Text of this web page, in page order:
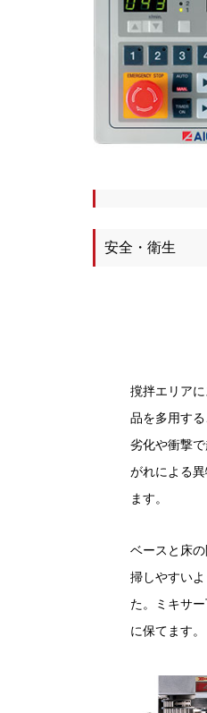
安全・衛生
撹拌エリア
品を多用す
劣化や衝撃
がれによる
ます。
ベースと床
掃しやすい
た。ミキサ
に保てます。